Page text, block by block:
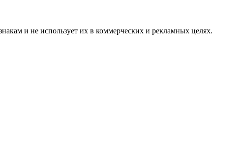
и не использует их в коммерческих и рекламных целях.